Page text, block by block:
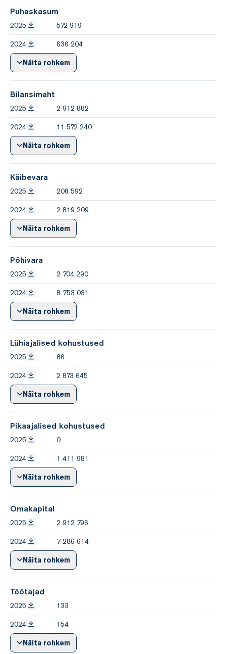
Puhaskasum
2025 572 919
2024 636 204
Näita rohkem
Bilansimaht
2025 2 912 882
2024 11 572 240
Näita rohkem
Käibevara
2025 208 592
2024 2 819 209
Näita rohkem
Põhivara
2025 2 704 290
2024 8 753 031
Näita rohkem
Lühiajalised kohustused
2025 86
2024 2 873 645
Näita rohkem
Pikaajalised kohustused
2025 0
2024 1 411 981
Näita rohkem
Omakapital
2025 2 912 796
2024 7 286 614
Näita rohkem
Töötajad
2025 133
2024 154
Näita rohkem